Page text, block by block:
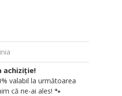
achiziție!
valabil la următoarea
că ne-ai ales! 🐾